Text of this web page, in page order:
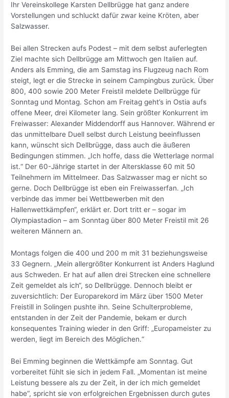
Ihr Vereinskollege Karsten Dellbrügge hat ganz andere
Vorstellungen und schluckt dafür zwar keine Kröten, aber
Salzwasser.
Bei allen Strecken aufs Podest – mit dem selbst auferlegten
Ziel machte sich Dellbrügge am Mittwoch gen Italien auf.
Anders als Emming, die am Samstag ins Flugzeug nach Rom
steigt, legt er die Strecke in seinem Campingbus zurück. Über
800, 400 sowie 200 Meter Freistil meldete Dellbrügge für
Sonntag und Montag. Schon am Freitag geht’s in Ostia aufs
offene Meer, drei Kilometer lang. Sein größter Konkurrent im
Freiwasser: Alexander Middendorff aus Hannover. Während er
das unmittelbare Duell selbst durch Leistung beeinflussen
kann, wünscht sich Dellbrügge, dass auch die äußeren
Bedingungen stimmen. „Ich hoffe, dass die Wetterlage normal
ist.“ Der 60-Jährige startet in der Altersklasse 60 mit 50
Teilnehmern im Mittelmeer. Das Salzwasser mag er nicht so
gerne. Doch Dellbrügge ist eben ein Freiwasserfan. „Ich
verbinde das immer bei Wettbewerben mit den
Hallenwettkämpfen“, erklärt er. Dort tritt er – sogar im
Olympiastadion – am Sonntag über 800 Meter Freistil mit 26
weiteren Männern an.
Montags folgen die 400 und 200 m mit 31 beziehungsweise
33 Gegnern. „Mein allergrößter Konkurrent ist Anders Haglund
aus Schweden. Er hat auf allen drei Strecken eine schnellere
Zeit gemeldet als ich“, so Dellbrügge. Dennoch bleibt er
zuversichtlich: Der Europarekord im März über 1500 Meter
Freistill in Solingen pushte ihn. Seine Schulterprobleme,
entstanden in der Zeit der Pandemie, bekam er durch
konsequentes Training wieder in den Griff: „Europameister zu
werden, liegt im Bereich des Möglichen.“
Bei Emming beginnen die Wettkämpfe am Sonntag. Gut
vorbereitet fühlt sie sich in jedem Fall. „Momentan ist meine
Leistung bessere als zu der Zeit, in der ich mich gemeldet
habe“, spricht sie von erfolgreichen Ergebnissen durch gutes